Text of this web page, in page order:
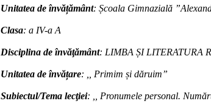
Unitatea de învățământ: Școala Gimnazială
Clasa: a IV-a A
Disciplina de învăţământ: LIMBA ȘI LITERATURA
Unitatea de învățare: ,, Primim și dăruim”
Subiectul/Tema lecţiei: ,, Pronumele personal.